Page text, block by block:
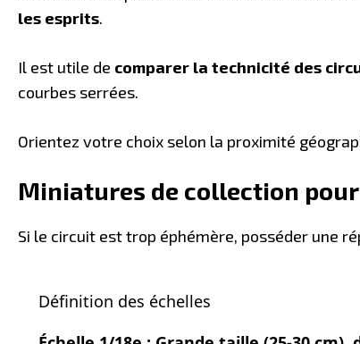
les esprits.
Il est utile de comparer la technicité des
courbes serrées.
Orientez votre choix selon la proximité
Miniatures de collection
Si le circuit est trop éphémère, posséder une
Définition des échelles